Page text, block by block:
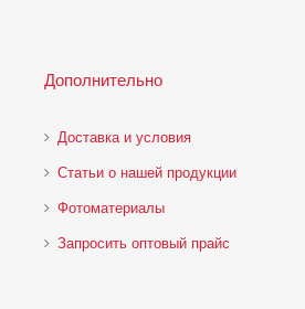
Дополнительно
Доставка и условия
Статьи о нашей продукции
Фотоматериалы
Запросить оптовый прайс